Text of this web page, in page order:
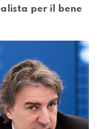
per il bene